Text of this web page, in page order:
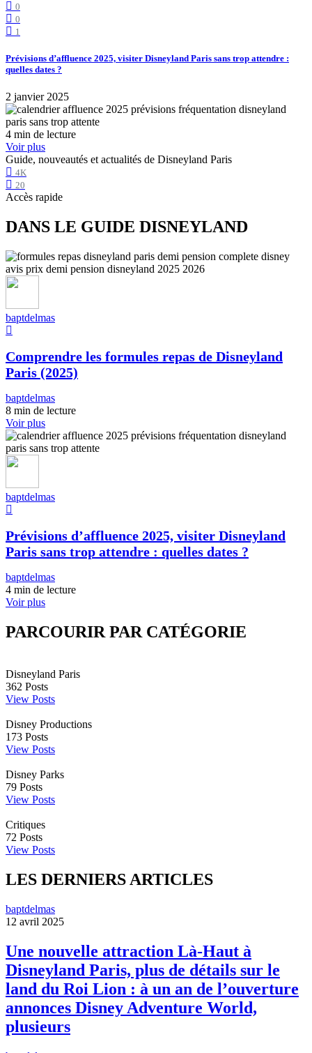
0
0
1
Prévisions d’affluence 2025, visiter Disneyland Paris sans trop attendre :
quelles dates ?
2 janvier 2025
4 min de lecture
Voir plus
Guide, nouveautés et actualités de Disneyland Paris
4K
20
Accès rapide
DANS LE GUIDE DISNEYLAND
baptdelmas
Comprendre les formules repas de Disneyland
Paris (2025)
baptdelmas
8 min de lecture
Voir plus
baptdelmas
Prévisions d’affluence 2025, visiter Disneyland
Paris sans trop attendre : quelles dates ?
baptdelmas
4 min de lecture
Voir plus
PARCOURIR PAR CATÉGORIE
Disneyland Paris
362 Posts
View Posts
Disney Productions
173 Posts
View Posts
Disney Parks
79 Posts
View Posts
Critiques
72 Posts
View Posts
LES DERNIERS ARTICLES
baptdelmas
12 avril 2025
Une nouvelle attraction Là-Haut à
Disneyland Paris, plus de détails sur le
land du Roi Lion : à un an de l’ouverture
annonces Disney Adventure World,
plusieurs